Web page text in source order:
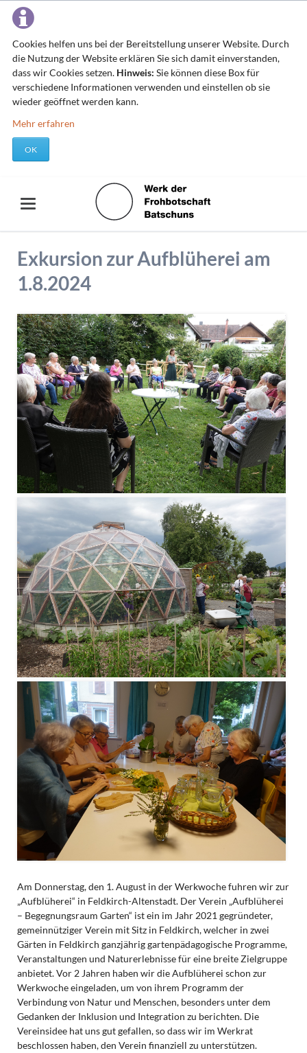
Cookies helfen uns bei der Bereitstellung unserer Website. Durch
die Nutzung der Website erklären Sie sich damit einverstanden,
dass wir Cookies setzen. Hinweis: Sie können diese Box für
verschiedene Informationen verwenden und einstellen ob sie
wieder geöffnet werden kann.
Mehr erfahren
OK
Exkursion zur Aufblüherei am
1.8.2024
Am Donnerstag, den 1. August in der Werkwoche fuhren wir zur
„Aufblüherei“ in Feldkirch-Altenstadt. Der Verein „Aufblüherei
– Begegnungsraum Garten“ ist ein im Jahr 2021 gegründeter,
gemeinnütziger Verein mit Sitz in Feldkirch, welcher in zwei
Gärten in Feldkirch ganzjährig gartenpädagogische Programme,
Veranstaltungen und Naturerlebnisse für eine breite Zielgruppe
anbietet. Vor 2 Jahren haben wir die Aufblüherei schon zur
Werkwoche eingeladen, um von ihrem Programm der
Verbindung von Natur und Menschen, besonders unter dem
Gedanken der Inklusion und Integration zu berichten. Die
Vereinsidee hat uns gut gefallen, so dass wir im Werkrat
beschlossen haben, den Verein finanziell zu unterstützen.